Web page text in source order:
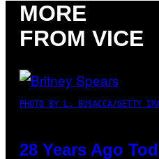
MORE
FROM VICE
PHOTO BY L. BUSACCA/GETTY
28 Years Ago